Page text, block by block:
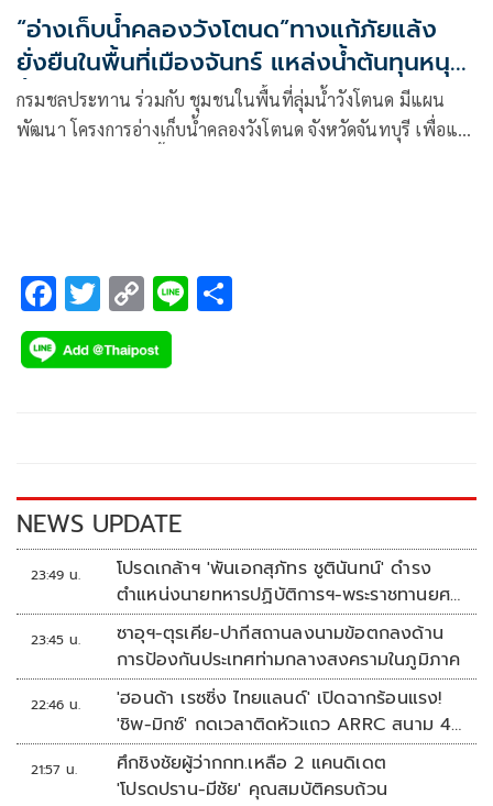
“อ่างเก็บน้ำคลองวังโตนด”ทางแก้ภัยแล้ง
ยั่งยืนในพื้นที่เมืองจันทร์ แหล่งน้ำต้นทุนหนุน
ฟื้นฟูระบบนิเวศขับเคลื่อนเศรษฐกิจภาคตะวัน
ออก
กรมชลประทาน ร่วมกับ ชุมชนในพื้นที่ลุ่มน้ำวังโตนด มีแผน
พัฒนา โครงการอ่างเก็บน้ำคลองวังโตนด จังหวัดจันทบุรี เพื่อแก้
F
ac
e
k
T
wi
tt
C
o
p
k
Li
NEWS UPDATE
23:49 น.
โปรดเกล้าฯ 'พันเอกสุภัทร ชูตินันทน์' ดำรง
ตำแหน่งนายทหารปฏิบัติการฯ-พระราชทานยศ
'พลตรี'
23:45 น.
ซาอุฯ-ตุรเคีย-ปากีสถานลงนามข้อตกลงด้าน
การป้องกันประเทศท่ามกลางสงครามในภูมิภาค
22:46 น.
'ฮอนด้า เรซซิ่ง ไทยแลนด์' เปิดฉากร้อนแรง!
'ชิพ-มิกซ์' กดเวลาติดหัวแถว ARRC สนาม 4
ที่มัลดาลิกา
21:57 น.
ศึกชิงชัยผู้ว่ากกท.เหลือ 2 แคนดิเดต
'โปรดปราน-มีชัย' คุณสมบัติครบถ้วน